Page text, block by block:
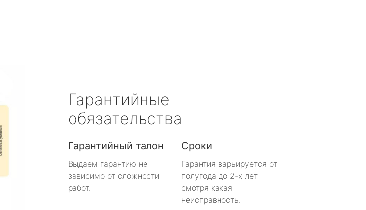
Гарантийные
обязательства
Гарантийный талон
Выдаем гарантию не
зависимо от сложности
работ.
Сроки
Гарантия варьируется от
полугода до 2-х лет
смотря какая
неисправность.